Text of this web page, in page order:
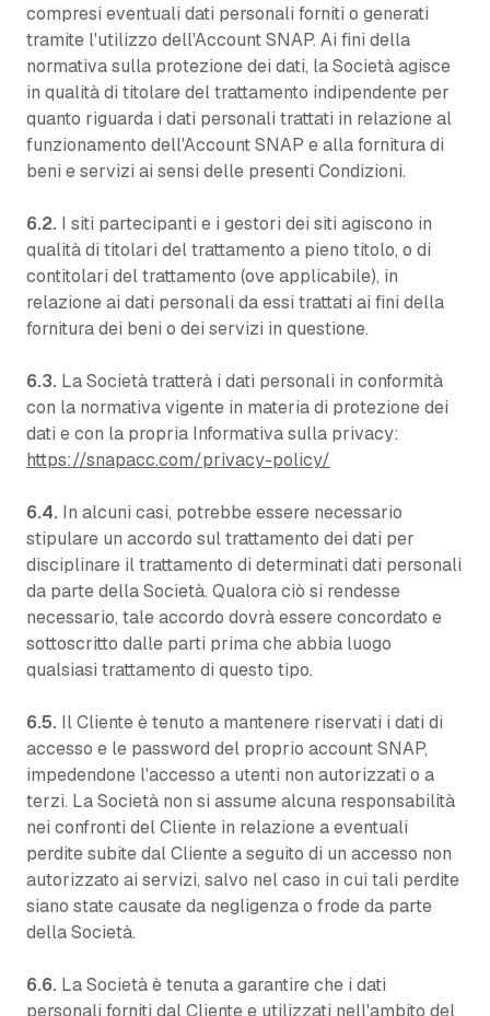
compresi eventuali dati personali forniti o generati
tramite l'utilizzo dell'Account SNAP. Ai fini della
normativa sulla protezione dei dati, la Società agisce
in qualità di titolare del trattamento indipendente per
quanto riguarda i dati personali trattati in relazione al
funzionamento dell'Account SNAP e alla fornitura di
beni e servizi ai sensi delle presenti Condizioni.
6.2. I siti partecipanti e i gestori dei siti agiscono in
qualità di titolari del trattamento a pieno titolo, o di
contitolari del trattamento (ove applicabile), in
relazione ai dati personali da essi trattati ai fini della
fornitura dei beni o dei servizi in questione.
6.3. La Società tratterà i dati personali in conformità
con la normativa vigente in materia di protezione dei
dati e con la propria Informativa sulla privacy:
https://snapacc.com/privacy-policy/
6.4. In alcuni casi, potrebbe essere necessario
stipulare un accordo sul trattamento dei dati per
disciplinare il trattamento di determinati dati personali
da parte della Società. Qualora ciò si rendesse
necessario, tale accordo dovrà essere concordato e
sottoscritto dalle parti prima che abbia luogo
qualsiasi trattamento di questo tipo.
6.5. Il Cliente è tenuto a mantenere riservati i dati di
accesso e le password del proprio account SNAP,
impedendone l'accesso a utenti non autorizzati o a
terzi. La Società non si assume alcuna responsabilità
nei confronti del Cliente in relazione a eventuali
perdite subite dal Cliente a seguito di un accesso non
autorizzato ai servizi, salvo nel caso in cui tali perdite
siano state causate da negligenza o frode da parte
della Società.
6.6. La Società è tenuta a garantire che i dati
personali forniti dal Cliente e utilizzati nell'ambito del